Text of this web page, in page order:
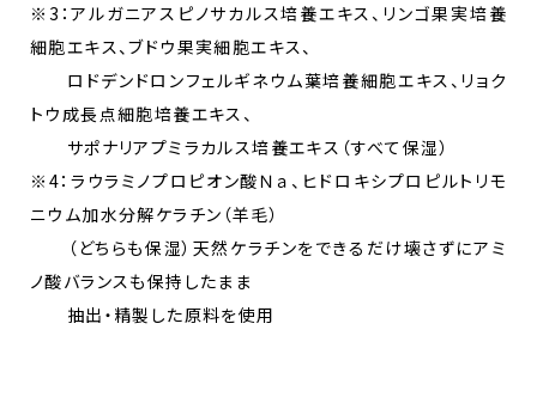
※3：アルガニアスピノサカルス培養エキス、リンゴ果実培養
細胞エキス、ブドウ果実細胞エキス、
ロドデンドロンフェルギネウム葉培養細胞エキス、リョク
トウ成長点細胞培養エキス、
サポナリアプミラカルス培養エキス（すべて保湿）
※4：ラウラミノプロピオン酸Ｎａ、ヒドロキシプロピルトリモ
ニウム加水分解ケラチン（羊毛）
（どちらも保湿）天然ケラチンをできるだけ壊さずにアミ
ノ酸バランスも保持したまま
抽出・精製した原料を使用